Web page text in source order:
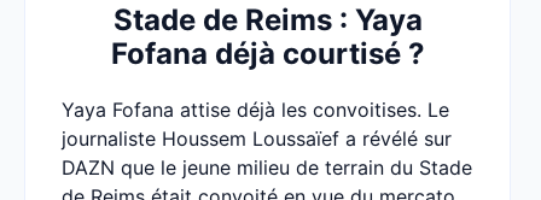
Stade de Reims : Yaya
Fofana déjà courtisé ?
Yaya Fofana attise déjà les convoitises. Le
journaliste Houssem Loussaïef a révélé sur
DAZN que le jeune milieu de terrain du Stade